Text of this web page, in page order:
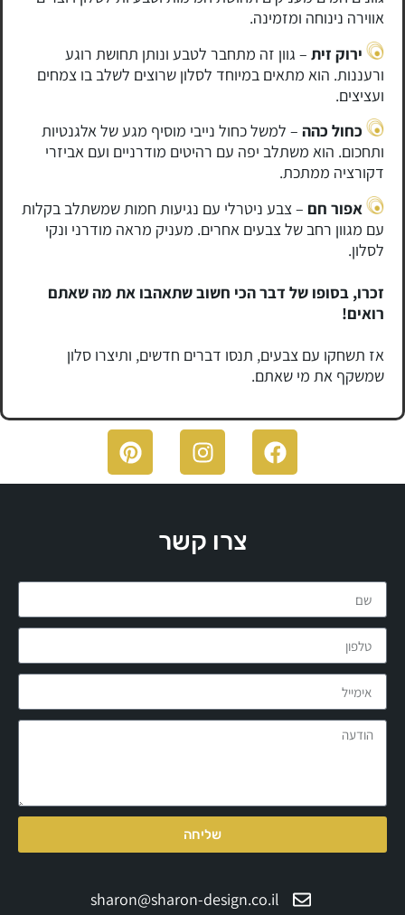
אווירה נינוחה ומזמינה.
ירוק זית – גוון זה מתחבר לטבע ונותן תחושת רוגע
ורעננות. הוא מתאים במיוחד לסלון שרוצים לשלב בו צמחים
ועציצים.
כחול כהה – למשל כחול נייבי מוסיף מגע של אלגנטיות
ותחכום. הוא משתלב יפה עם רהיטים מודרניים ועם אביזרי
דקורציה ממתכת.
אפור חם – צבע ניטרלי עם נגיעות חמות שמשתלב בקלות
עם מגוון רחב של צבעים אחרים. מעניק מראה מודרני ונקי
לסלון.
זכרו, בסופו של דבר הכי חשוב שתאהבו את מה שאתם
רואים!
אז תשחקו עם צבעים, תנסו דברים חדשים, ותיצרו סלון
שמשקף את מי שאתם.
צרו קשר
sharon@sharon-design.co.il
שליחה